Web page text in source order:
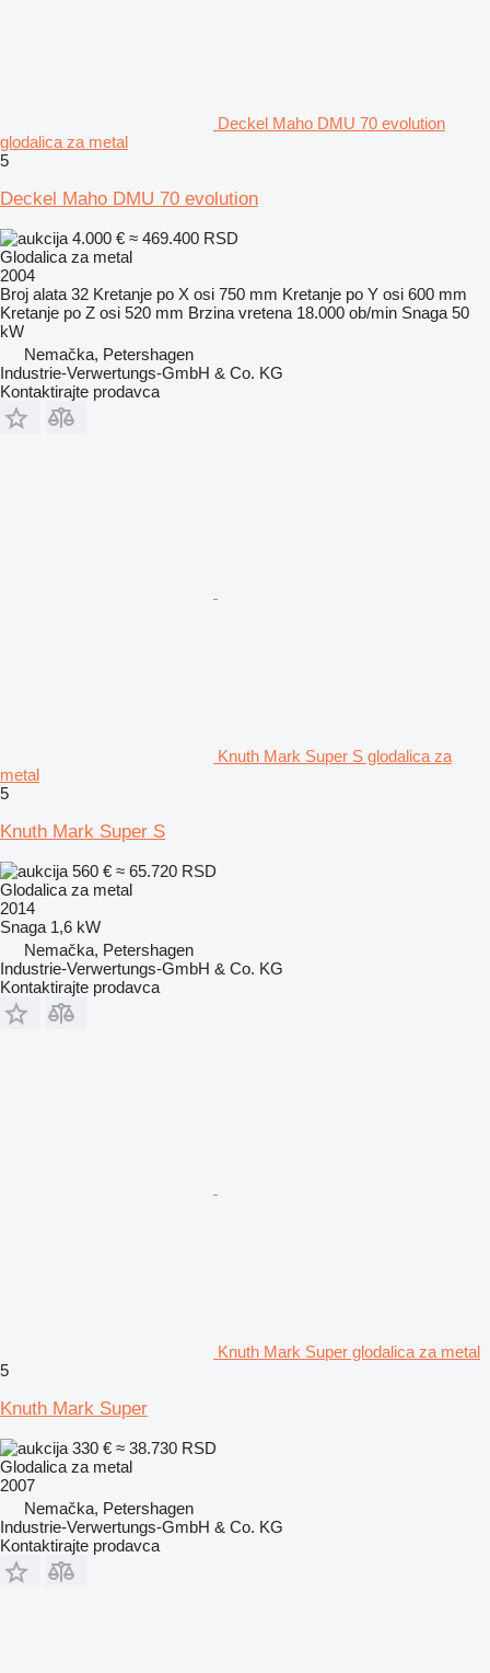
Deckel Maho DMU 70 evolution
glodalica za metal
5
Deckel Maho DMU 70 evolution
4.000 € ≈ 469.400 RSD
Glodalica za metal
2004
Broj alata 32 Kretanje po X osi 750 mm Kretanje po Y osi 600 mm
Kretanje po Z osi 520 mm Brzina vretena 18.000 ob/min Snaga 50
kW
Nemačka, Petershagen
Industrie-Verwertungs-GmbH & Co. KG
Kontaktirajte prodavca
Knuth Mark Super S glodalica za
metal
5
Knuth Mark Super S
560 € ≈ 65.720 RSD
Glodalica za metal
2014
Snaga 1,6 kW
Nemačka, Petershagen
Industrie-Verwertungs-GmbH & Co. KG
Kontaktirajte prodavca
Knuth Mark Super glodalica za metal
5
Knuth Mark Super
330 € ≈ 38.730 RSD
Glodalica za metal
2007
Nemačka, Petershagen
Industrie-Verwertungs-GmbH & Co. KG
Kontaktirajte prodavca